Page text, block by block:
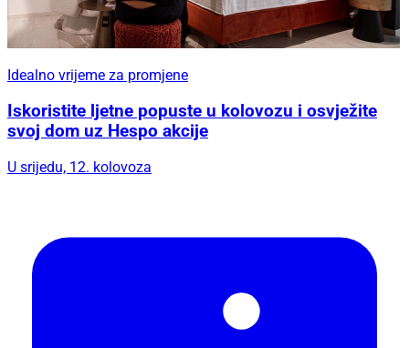
Idealno vrijeme za promjene
Iskoristite ljetne popuste u kolovozu i osvježite
svoj dom uz Hespo akcije
U srijedu, 12. kolovoza